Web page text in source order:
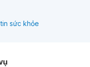
sức khỏe